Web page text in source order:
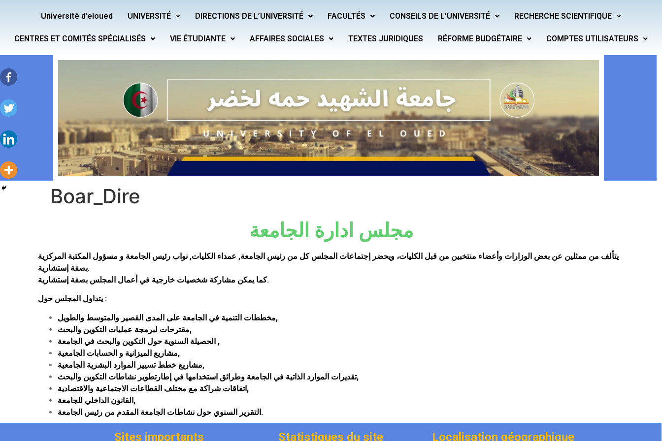
Université d’eloued UNIVERSITÉ DIRECTIONS DE L’UNIVERSITÉ FACULTÉS CONSEILS DE L’UNIVERSITÉ RECHERCHE SCIENTIFIQUE
CENTRES ET COMITÉS SPÉCIALISÉS VIE ÉTUDIANTE AFFAIRES SOCIALES TEXTES JURIDIQUES RÉFORME BUDGÉTAIRE COMPTES UTILISATEURS
Boar_Dire
مجلس ادارة الجامعة
يتألف من ممثلين عن بعض الوزارات وأعضاء منتخبين من قبل الكليات، ويحضر إجتماعات المجلس كل من رئيس الجامعة, عمداء الكليات, نواب رئيس الجامعة و مسؤول المكتبة المركزية
بصفة إستشارية.
كما يمكن مشاركة شخصيات خارجية في أعمال المجلس بصفة إستشارية.
يتداول المجلس حول :
مخططات التنمية في الجامعة على المدى القصير والمتوسط ​​والطويل,
مقترحات لبرمجة عمليات التكوين والبحث,
الحصيلة السنوية حول التكوين والبحث في الجامعة ,
مشاريع الميزانية و الحسابات الجامعية,
مشاريع خطط تسيير الموارد البشرية الجامعية,
تقديرات الموارد الذاتية في الجامعة وطرائق استخدامها في إطارتطوير نشاطات التكوين والبحث,
اتفاقات شراكة مع مختلف القطاعات الاجتماعية والاقتصادية,
القانون الداخلي للجامعة,
التقرير السنوي حول نشاطات الجامعة المقدم من رئيس الجامعة.
Sites importants Statistiques du site Localisation géographique